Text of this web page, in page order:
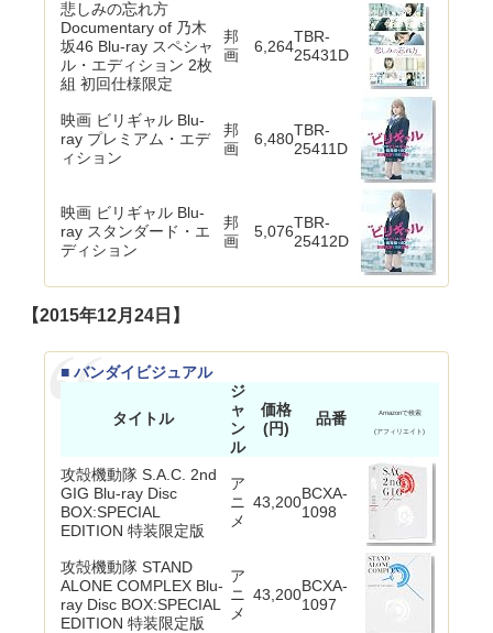
悲しみの忘れ方
Documentary of 乃木
坂46 Blu-ray スペシャ
ル・エディション 2枚
組 初回仕様限定
邦
画
6,264
TBR-
25431D
映画 ビリギャル Blu-
ray プレミアム・エデ
ィション
邦
画
6,480TBR-
25411D
映画 ビリギャル Blu-
ray スタンダード・エ
ディション
邦
画
5,076TBR-
25412D
【2015年12月24日】
■ バンダイビジュアル
タイトル
ジ
ャ
ン
ル
価格
(円)
品番 Amazonで検索
(アフィリエイト)
攻殻機動隊 S.A.C. 2nd
GIG Blu-ray Disc
BOX:SPECIAL
EDITION 特装限定版
ア
ニ
メ
43,200BCXA-
1098
攻殻機動隊 STAND
ALONE COMPLEX Blu-
ray Disc BOX:SPECIAL
EDITION 特装限定版
ア
ニ
メ
43,200BCXA-
1097